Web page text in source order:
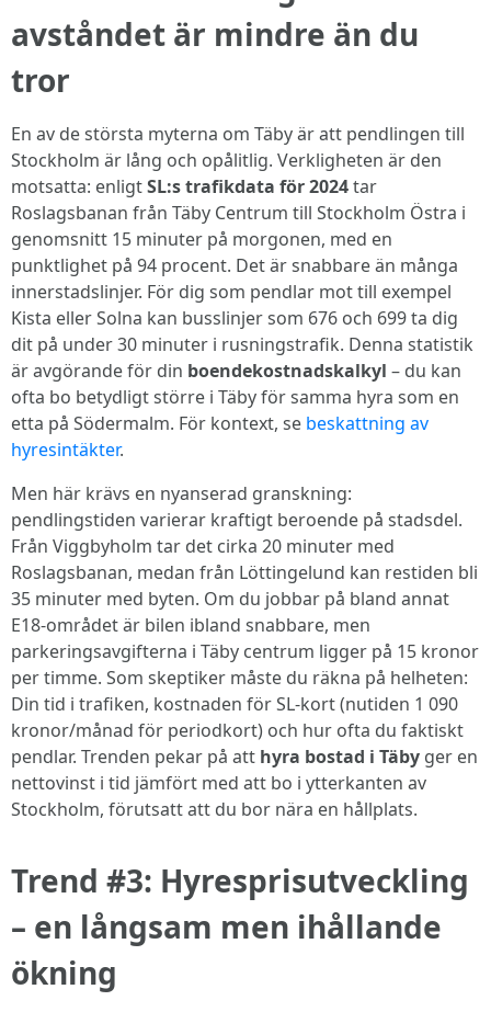
avståndet är mindre än du
tror
En av de största myterna om Täby är att pendlingen till
Stockholm är lång och opålitlig. Verkligheten är den
motsatta: enligtSL:s trafikdata för 2024tar
Roslagsbanan från Täby Centrum till Stockholm Östra i
genomsnitt 15 minuter på morgonen, med en
punktlighet på 94 procent. Det är snabbare än många
innerstadslinjer. För dig som pendlar mot till exempel
Kista eller Solna kan busslinjer som 676 och 699 ta dig
dit på under 30 minuter i rusningstrafik. Denna statistik
är avgörande för din boendekostnadskalkyl – du kan
ofta bo betydligt större i Täby för samma hyra som en
etta på Södermalm. För kontext, se beskattning av
hyresintäkter.
Men här krävs en nyanserad granskning:
pendlingstiden varierar kraftigt beroende på stadsdel.
Från Viggbyholm tar det cirka 20 minuter med
Roslagsbanan, medan från Löttingelund kan restiden bli
35 minuter med byten. Om du jobbar på bland annat
E18-området är bilen ibland snabbare, men
parkeringsavgifterna i Täby centrum ligger på 15 kronor
per timme. Som skeptiker måste du räkna på helheten:
Din tid i trafiken, kostnaden för SL-kort (nutiden 1 090
kronor/månad för periodkort) och hur ofta du faktiskt
pendlar. Trenden pekar på att hyra bostad i Täby ger en
nettovinst i tid jämfört med att bo i ytterkanten av
Stockholm, förutsatt att du bor nära en hållplats.
Trend #3: Hyresprisutveckling
– en långsam men ihållande
ökning